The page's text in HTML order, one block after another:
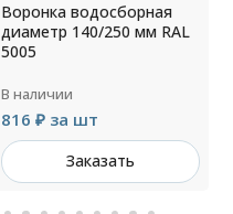
Воронка водосборная
диаметр 140/250 мм RAL
5005
В наличии
816 ₽ за шт
Заказать